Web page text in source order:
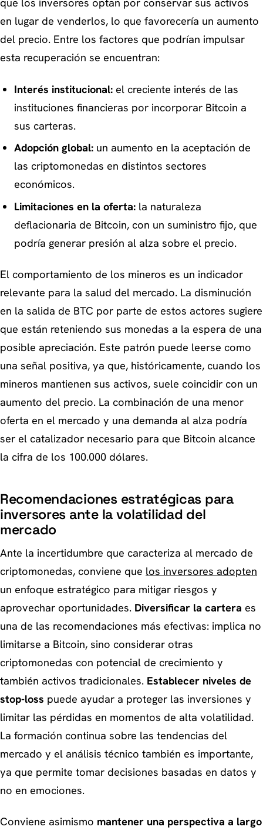
que los inversores optan por conservar sus activos
en lugar de venderlos, lo que favorecería un aumento
del precio. Entre los factores que podrían impulsar
esta recuperación se encuentran:
Interés institucional:el creciente interés de las
instituciones financieras por incorporar Bitcoin a
sus carteras.
Adopción global:un aumento en la aceptación de
las criptomonedas en distintos sectores
económicos.
Limitaciones en la oferta:la naturaleza
deflacionaria de Bitcoin, con un suministro fijo, que
podría generar presión al alza sobre el precio.
El comportamiento de los mineros es un indicador
relevante para la salud del mercado. La disminución
en la salida de BTC por parte de estos actores sugiere
que están reteniendo sus monedas a la espera de una
posible apreciación. Este patrón puede leerse como
una señal positiva, ya que, históricamente, cuando los
mineros mantienen sus activos, suele coincidir con un
aumento del precio. La combinación de una menor
oferta en el mercado y una demanda al alza podría
ser el catalizador necesario para que Bitcoin alcance
la cifra de los 100.000 dólares.
Recomendaciones estratégicas para
inversores ante la volatilidad del
mercado
Ante la incertidumbre que caracteriza al mercado de
criptomonedas, conviene que los inversores adopten
un enfoque estratégico para mitigar riesgos y
aprovechar oportunidades. Diversificar la cartera es
una de las recomendaciones más efectivas: implica no
limitarse a Bitcoin, sino considerar otras
criptomonedas con potencial de crecimiento y
también activos tradicionales. Establecer niveles de
stop-loss puede ayudar a proteger las inversiones y
limitar las pérdidas en momentos de alta volatilidad.
La formación continua sobre las tendencias del
mercado y el análisis técnico también es importante,
ya que permite tomar decisiones basadas en datos y
no en emociones.
Conviene asimismo mantener una perspectiva a largo